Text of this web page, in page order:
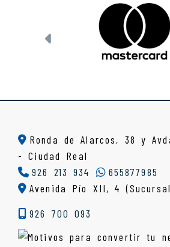
Anterior
Ronda de Alarcos, 38 y
-Ciudad Real
926 213 934
655877985
Avenida Pío XII, 4
926 700 093